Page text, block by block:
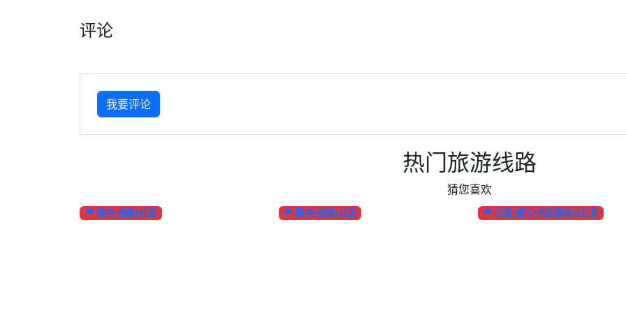
评论
我要评论
热门旅游线路
猜您喜欢
腾冲+瑞丽6日游 腾冲+瑞丽6日游 大理+丽江+西双版纳10日游